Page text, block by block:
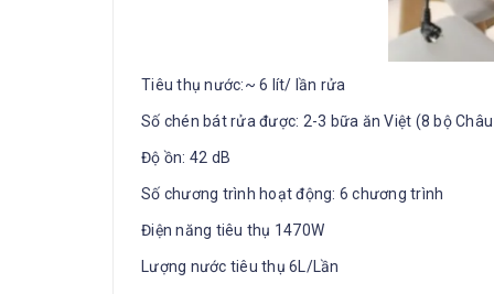
Tiêu thụ nước:~ 6 lít/ lần rửa
Số chén bát rửa được: 2-3 bữa ăn Việt (8 bộ
Độ ồn: 42 dB
Số chương trình hoạt động: 6 chương trình
Điện năng tiêu thụ 1470W
Lượng nước tiêu thụ 6L/Lần